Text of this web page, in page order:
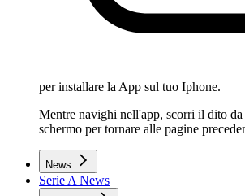
per installare la App sul tuo Iphone.
Mentre navighi nell'app, scorri il dito da
schermo per tornare alle pagine
News
Serie A News